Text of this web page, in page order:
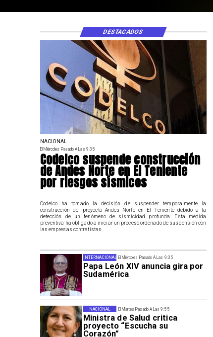
El Miércoles Pasado A Las 9:35
Papa León XIV anuncia gira por
Sudamérica
INTERNACIONAL
El Martes Pasado A Las 9:55
Ministra de Salud critica
proyecto “Escucha su
Corazón”
NACIONAL
NACIONAL
El Miércoles Pasado A Las 9:35
Codelco suspende construcción
de Andes Norte en El Teniente
por riesgos sísmicos
Codelco ha tomado la decisión de suspender temporalmente la
construcción del proyecto Andes Norte en El Teniente debido a la
detección de un fenómeno de sismicidad profunda. Esta medida
preventiva ha obligado a iniciar un proceso ordenado de suspensión con
las empresas contratistas.
DESTACADOS